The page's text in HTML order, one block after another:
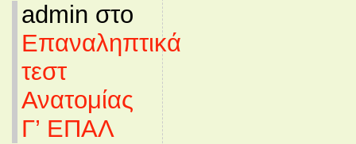
admin στο
Επαναληπτικά
τεστ
Ανατομίας
Γ’ ΕΠΑΛ